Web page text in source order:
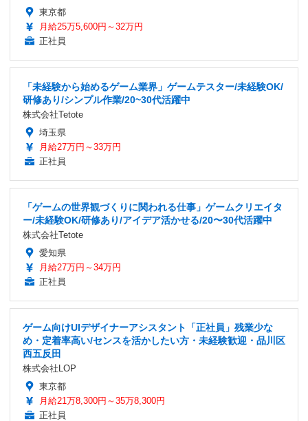
東京都
月給25万5,600円～32万円
正社員
「未経験から始めるゲーム業界」ゲームテスター/未経験OK/
研修あり/シンプル作業/20~30代活躍中
株式会社Tetote
埼玉県
月給27万円～33万円
正社員
「ゲームの世界観づくりに関われる仕事」ゲームクリエイタ
ー/未経験OK/研修あり/アイデア活かせる/20〜30代活躍中
株式会社Tetote
愛知県
月給27万円～34万円
正社員
ゲーム向けUIデザイナーアシスタント「正社員」残業少な
め・定着率高い/センスを活かしたい方・未経験歓迎・品川区
西五反田
株式会社LOP
東京都
月給21万8,300円～35万8,300円
正社員